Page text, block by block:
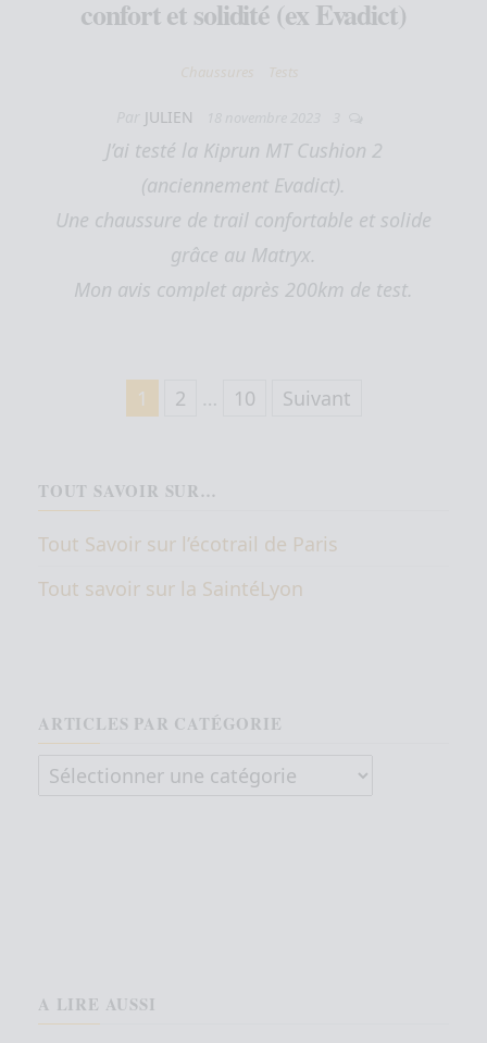
confort et solidité (ex Evadict)
Chaussures Tests
JULIEN
J’ai testé la Kiprun MT Cushion 2
(anciennement Evadict).
Une chaussure de trail confortable et solide
grâce au Matryx.
Mon avis complet après 200km de test.
Pagination des publications
1 2 … 10 Suivant
TOUT SAVOIR SUR…
Tout Savoir sur l’écotrail de Paris
Tout savoir sur la SaintéLyon
ARTICLES PAR CATÉGORIE
Articles par catégorie
A LIRE AUSSI